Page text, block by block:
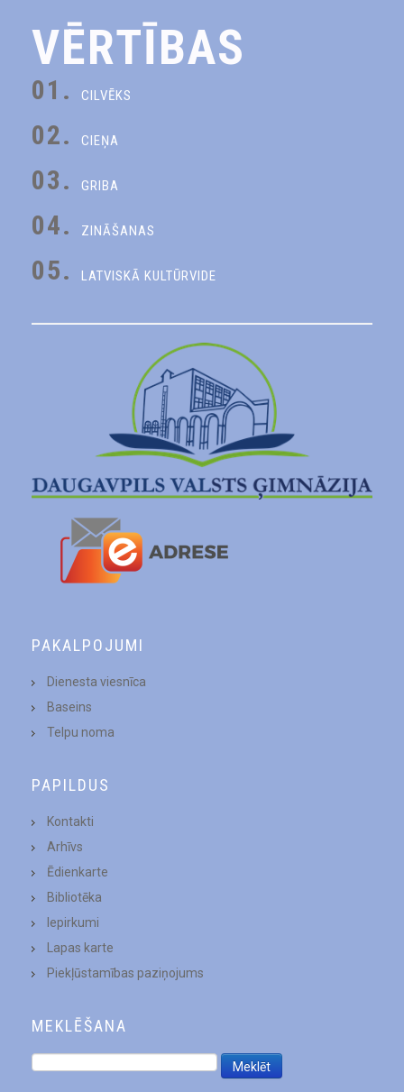
VĒRTĪBAS
01. CILVĒKS
02. CIEŅA
03. GRIBA
04. ZINĀŠANAS
05. LATVISKĀ KULTŪRVIDE
PAKALPOJUMI
Dienesta viesnīca
Baseins
Telpu noma
PAPILDUS
Kontakti
Arhīvs
Ēdienkarte
Bibliotēka
Iepirkumi
Lapas karte
Piekļūstamības paziņojums
MEKLĒŠANA